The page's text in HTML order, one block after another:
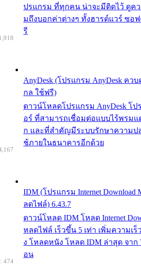
ปรแกรม ที่ทุกคน น่าจะมีติดไว้ ดูคว
มถึงบอกค่าต่างๆ ทั้งฮารด์แวร์ ซอฟ
รี
AnyDesk (โปรแกรม AnyDesk คว
กล ใช้ฟรี)
ดาวน์โหลดโปรแกรม AnyDesk โ
อร์ ที่สามารถเชื่อมต่อแบบไร้พรมแ
ก และที่สำคัญมีระบบรักษาความป
ช้ภายในธนาคารอีกด้วย
IDM (โปรแกรม Internet Download
ลดไฟล์) 6.43.7
ดาวน์โหลด IDM โหลด Internet
หลดไฟล์ เร็วขึ้น 5 เท่า เพิ่มความเ
ง โหลดหนัง โหลด IDM ล่าสุด จาก
อน
474